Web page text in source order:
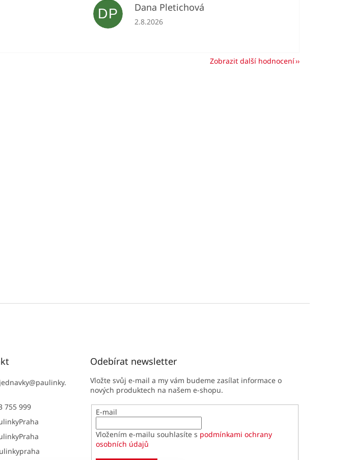
z 5 hvězdiček. DP Dana Pletichová
Hodnocení obchodu je 5 z 5 hvězdiček.
2.8.2026
Zobrazit další hodnocení
@paulinky.
755 999
Odebírat newsletter
Vložte svůj e-mail a my vám budeme zasílat informace o
nových produktech na našem e-shopu.
E-mail
Vložením e-mailu souhlasíte s podmínkami ochrany
osobních údajů